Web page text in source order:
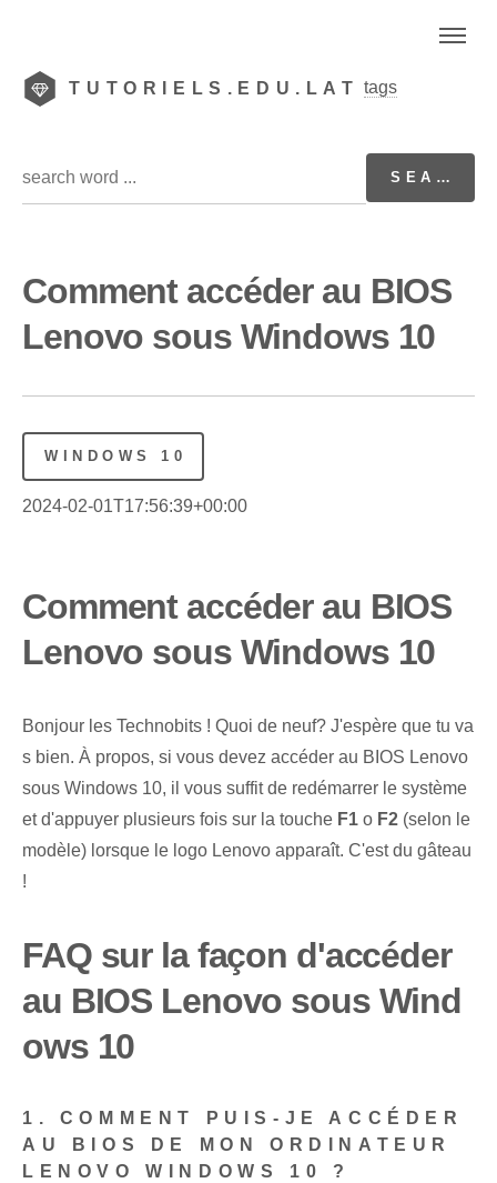
TUTORIELS.EDU.LAT tags
Comment accéder au BIOS
Lenovo sous Windows 10
WINDOWS 10
2024-02-01T17:56:39+00:00
Comment accéder au BIOS
Lenovo sous Windows 10
Bonjour les Technobits ! Quoi de neuf? J'espère que tu va
s bien. À propos, si vous devez accéder au BIOS Lenovo
sous Windows 10, il vous suffit de redémarrer le système
et d'appuyer plusieurs fois sur la touche F1 o F2 (selon le
modèle) lorsque le logo Lenovo apparaît. C'est du gâteau
!
FAQ sur la façon d'accéder
au BIOS Lenovo sous Wind
ows 10
1. COMMENT PUIS-JE ACCÉDER
AU BIOS DE MON ORDINATEUR
LENOVO WINDOWS 10 ?